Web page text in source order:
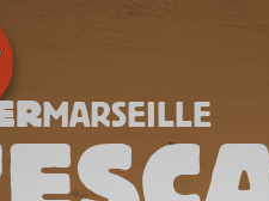
MARSEILLE